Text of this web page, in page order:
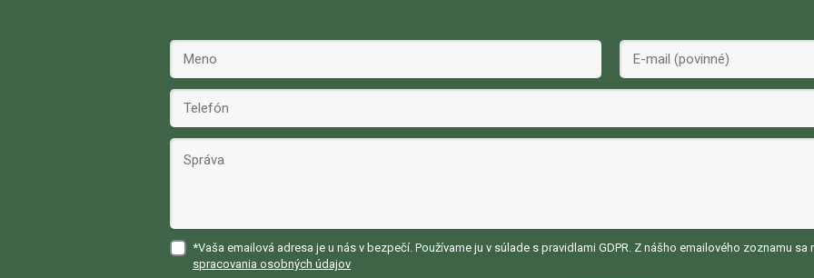
*Vaša emailová adresa je u nás v bezpečí. Používame ju v súlade s pravidlami GDPR. Z nášho emailového zoznamu
spracovania osobných údajov